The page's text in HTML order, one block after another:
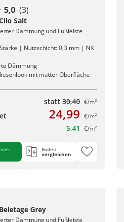
5,0 (3)
Salt
Dämmung und Fußleiste
| Nutzschicht: 0,3 mm | NK
Dämmung
mit matter Oberfläche
statt 30,40 €/m²
24,99 €/m²
5,41 €/m²
Boden
vergleichen
Grey
Dämmung und Fußleiste